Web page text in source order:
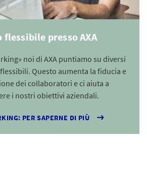
flessibile presso AXA
noi di AXA puntiamo su diversi
Questo aumenta la fiducia e
dei collaboratori e ci aiuta a
i nostri obiettivi aziendali.
PER SAPERNE DI PIÙ